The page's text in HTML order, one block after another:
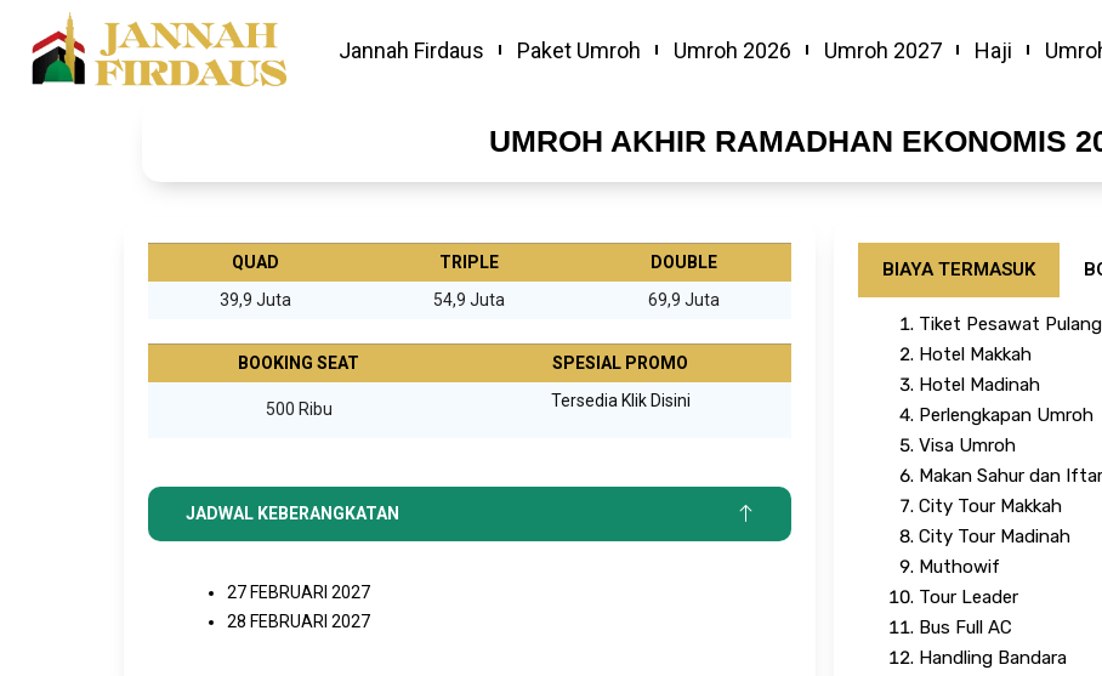
Jannah Firdaus Paket Umroh Umroh 2026 Umroh 2027 Haji
UMROH AKHIR RAMADHAN EKONOMIS
QUAD TRIPLE
DOUBLE
39,9 Juta
54,9 Juta 69,9 Juta
BOOKING SEAT SPESIAL PROMO
500 Ribu Tersedia Klik Disini
JADWAL KEBERANGKATAN
27 FEBRUARI 2027
28 FEBRUARI 2027
BIAYA TERMASUK
Tiket Pesawat
Hotel Makkah
Hotel Madinah
Perlengkapan Umroh
Visa Umroh
Makan Sahur dan
City Tour Makkah
City Tour Madinah
Muthowif
Tour Leader
Bus Full AC
Handling Bandara